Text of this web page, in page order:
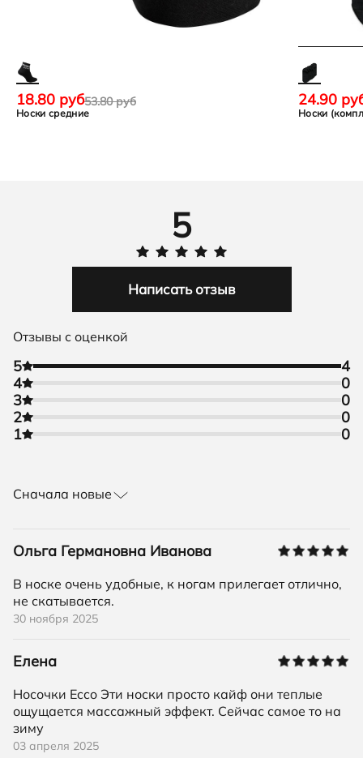
Носки средние
53.80 руб
18.80 руб
Носки
24.90
5
Написать отзыв
Отзывы с оценкой
5
4
4
0
3
0
2
0
1
0
Сначала новые
Ольга Германовна Иванова
В носке очень удобные, к ногам прилегает отлично,
не скатывается.
30 ноября 2025
Елена
Носочки Ecco Эти носки просто кайф они теплые
ощущается массажный эффект. Сейчас самое то на
зиму
03 апреля 2025